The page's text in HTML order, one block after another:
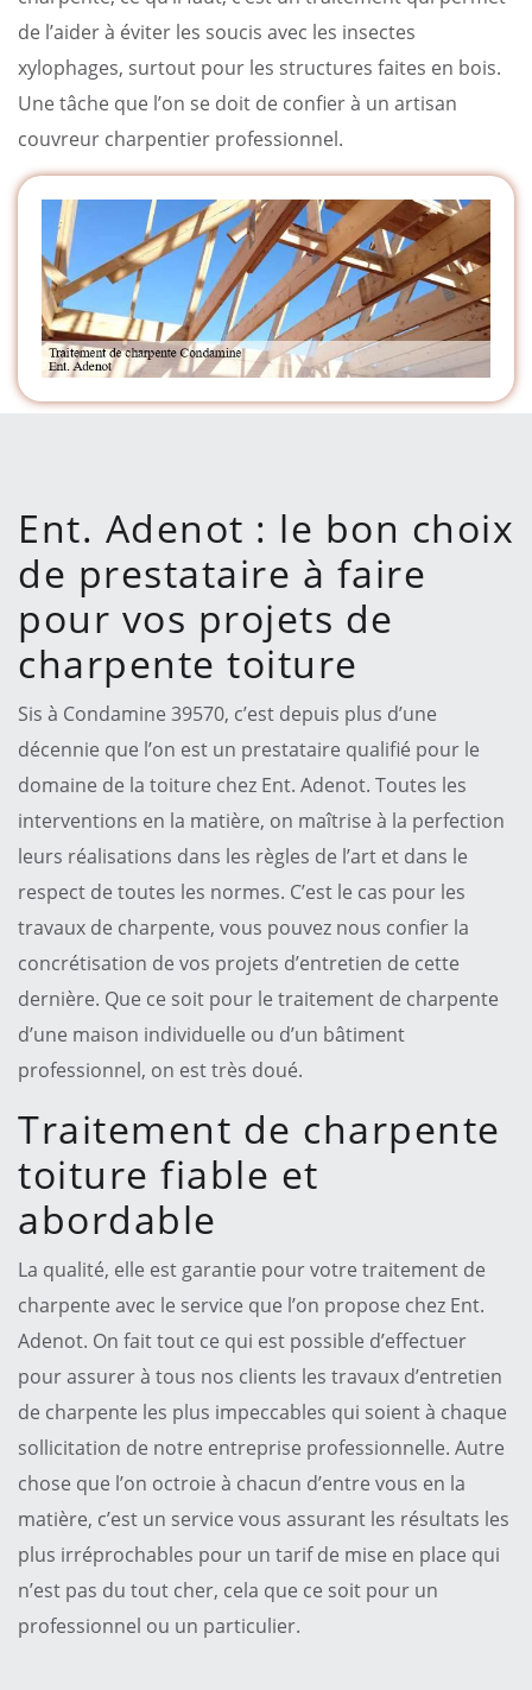
de l’aider à éviter les soucis avec les insectes
xylophages, surtout pour les structures faites en bois.
Une tâche que l’on se doit de confier à un artisan
couvreur charpentier professionnel.
Ent. Adenot : le bon choix
de prestataire à faire
pour vos projets de
charpente toiture
Sis à Condamine 39570, c’est depuis plus d’une
décennie que l’on est un prestataire qualifié pour le
domaine de la toiture chez Ent. Adenot. Toutes les
interventions en la matière, on maîtrise à la perfection
leurs réalisations dans les règles de l’art et dans le
respect de toutes les normes. C’est le cas pour les
travaux de charpente, vous pouvez nous confier la
concrétisation de vos projets d’entretien de cette
dernière. Que ce soit pour le traitement de charpente
d’une maison individuelle ou d’un bâtiment
professionnel, on est très doué.
Traitement de charpente
toiture fiable et
abordable
La qualité, elle est garantie pour votre traitement de
charpente avec le service que l’on propose chez Ent.
Adenot. On fait tout ce qui est possible d’effectuer
pour assurer à tous nos clients les travaux d’entretien
de charpente les plus impeccables qui soient à chaque
sollicitation de notre entreprise professionnelle. Autre
chose que l’on octroie à chacun d’entre vous en la
matière, c’est un service vous assurant les résultats les
plus irréprochables pour un tarif de mise en place qui
n’est pas du tout cher, cela que ce soit pour un
professionnel ou un particulier.